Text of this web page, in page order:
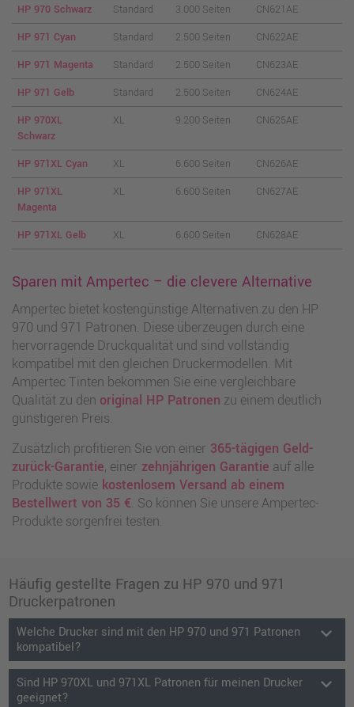
HP 970 Schwarz
Standard 3.000 Seiten
CN621AE
HP 971 Cyan
Standard 2.500 Seiten
CN622AE
HP 971 Magenta
Standard 2.500 Seiten
CN623AE
HP 971 Gelb
Standard 2.500 Seiten
CN624AE
HP 970XL
Schwarz
XL 9.200 Seiten CN625AE
HP 971XL Cyan XL 6.600 Seiten
CN626AE
HP 971XL
Magenta
XL 6.600 Seiten CN627AE
HP 971XL Gelb XL 6.600 Seiten CN628AE
Sparen mit Ampertec – die clevere Alternative
Ampertec bietet kostengünstige Alternativen zu den HP
970 und 971 Patronen. Diese überzeugen durch eine
hervorragende Druckqualität und sind vollständig
kompatibel mit den gleichen Druckermodellen. Mit
Ampertec Tinten bekommen Sie eine vergleichbare
Qualität zu den original HP Patronen zu einem deutlich
günstigeren Preis.
Zusätzlich profitieren Sie von einer 365-tägigen Geld-
zurück-Garantie, einer zehnjährigen Garantie auf alle
Produkte sowiekostenlosem Versand ab einem
Bestellwert von 35 €. So können Sie unsere Ampertec-
Produkte sorgenfrei testen.
Häufig gestellte Fragen zu HP 970 und 971
Druckerpatronen
Welche Drucker sind mit den HP 970 und 971 Patronen
kompatibel?
keyboard_arrow_down
Sind HP 970XL und 971XL Patronen für meinen Drucker
geeignet?
keyboard_arrow_down